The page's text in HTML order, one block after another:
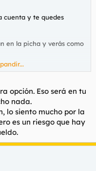
cuenta y te quedes
en la picha y verás como
veo poco higienica, pues
patadas, meadas,
opción. Eso será en tu
nada.
lo siento mucho por la
es un riesgo que hay